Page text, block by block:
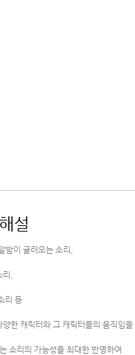
설
밤이 굴러오는 소리,
,
리 등
한 캐릭터와 그 캐릭터들의 움직임을
소리의 가능성을 최대한 반영하여